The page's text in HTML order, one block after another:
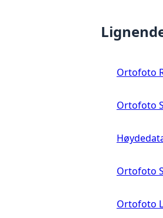
Ortofoto
Ortofoto
Ortofoto
Ortofoto